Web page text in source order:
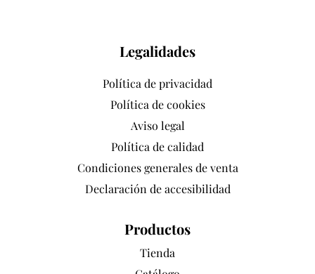
Legalidades
Política de privacidad
Política de cookies
Aviso legal
Política de calidad
Condiciones generales de venta
Declaración de accesibilidad
Productos
Tienda